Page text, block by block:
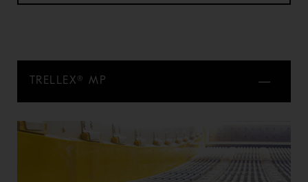
TRELLEX® MP